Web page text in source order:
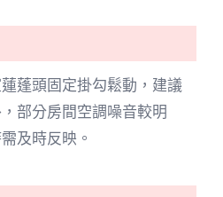
蓬頭固定掛勾鬆動，建議
部分房間空調噪音較明
及時反映。